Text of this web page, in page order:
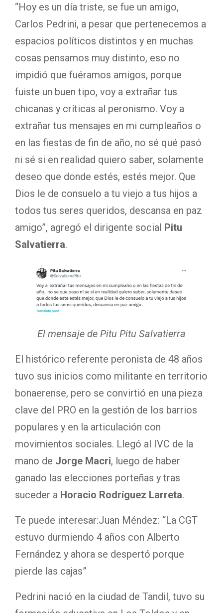
“Hoy es un día triste, se fue un amigo,
Carlos Pedrini, a pesar que pertenecemos a
espacios políticos distintos y en muchas
cosas pensamos muy distinto, eso no
impidió que fuéramos amigos, porque
fuiste un buen tipo, voy a extrañar tus
chicanas y críticas al peronismo. Voy a
extrañar tus mensajes en mi cumpleaños o
en las fiestas de fin de año, no sé qué pasó
ni sé si en realidad quiero saber, solamente
deseo que donde estés, estés mejor. Que
Dios le de consuelo a tu viejo a tus hijos a
todos tus seres queridos, descansa en paz
amigo”, agregó el dirigente social Pitu
Salvatierra.
El mensaje de Pitu Pitu Salvatierra
El histórico referente peronista de 48 años
tuvo sus inicios como militante en territorio
bonaerense, pero se convirtió en una pieza
clave del PRO en la gestión de los barrios
populares y en la articulación con
movimientos sociales. Llegó al IVC de la
mano de Jorge Macri, luego de haber
ganado las elecciones porteñas y tras
suceder a Horacio Rodríguez Larreta.
Te puede interesar:Juan Méndez: “La CGT
estuvo durmiendo 4 años con Alberto
Fernández y ahora se despertó porque
pierde las cajas”
Pedrini nació en la ciudad de Tandil, tuvo su